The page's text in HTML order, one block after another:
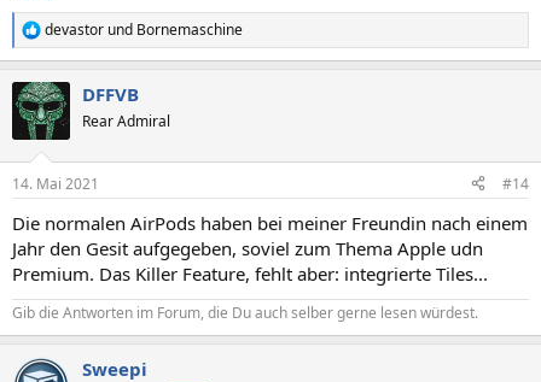
R
e
k
t
e
:
devastor und Bornemaschine
DFFVB
Rear Admiral
14. Mai 2021 #14
Die normalen AirPods haben bei meiner Freundin nach einem
Jahr den Gesit aufgegeben, soviel zum Thema Apple udn
Premium. Das Killer Feature, fehlt aber: integrierte Tiles...
Gib die Antworten im Forum, die Du auch selber gerne lesen würdest.
Sweepi